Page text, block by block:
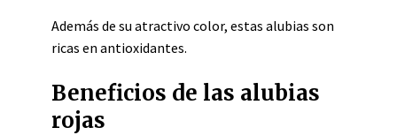
Además de su atractivo color, estas alubias son
ricas en antioxidantes.
Beneficios de las alubias
rojas